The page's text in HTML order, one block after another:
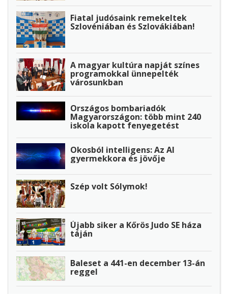
Fiatal judósaink remekeltek
Szlovéniában és Szlovákiában!
A magyar kultúra napját színes
programokkal ünnepelték
városunkban
Országos bombariadók
Magyarországon: több mint 240
iskola kapott fenyegetést
Okosból intelligens: Az AI
gyermekkora és jövője
Szép volt Sólymok!
Újabb siker a Kőrös Judo SE háza
táján
Baleset a 441-en december 13-án
reggel